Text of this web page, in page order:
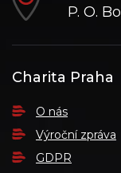
P. O.
Charita Praha
O nás
Výroční zpráva
GDPR